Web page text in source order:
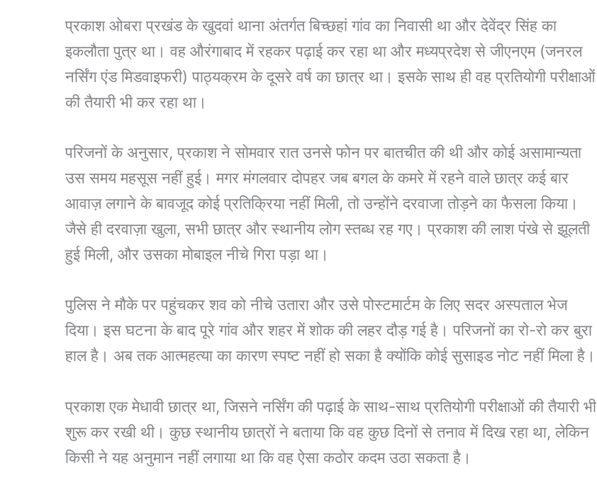
प्रकाश ओबरा प्रखंड के खुदवां थाना अंतर्गत बिच्छहां गांव का निवासी था और देवेंद्र सिंह का
इकलौता पुत्र था। वह औरंगाबाद में रहकर पढ़ाई कर रहा था और मध्यप्रदेश से जीएनएम (जनरल
नर्सिंग एंड मिडवाइफरी) पाठ्यक्रम के दूसरे वर्ष का छात्र था। इसके साथ ही वह प्रतियोगी परीक्षाओं
की तैयारी भी कर रहा था।
परिजनों के अनुसार, प्रकाश ने सोमवार रात उनसे फोन पर बातचीत की थी और कोई असामान्यता
उस समय महसूस नहीं हुई। मगर मंगलवार दोपहर जब बगल के कमरे में रहने वाले छात्र कई बार
आवाज़ लगाने के बावजूद कोई प्रतिक्रिया नहीं मिली, तो उन्होंने दरवाजा तोड़ने का फैसला किया।
जैसे ही दरवाज़ा खुला, सभी छात्र और स्थानीय लोग स्तब्ध रह गए। प्रकाश की लाश पंखे से झूलती
हुई मिली, और उसका मोबाइल नीचे गिरा पड़ा था।
पुलिस ने मौके पर पहुंचकर शव को नीचे उतारा और उसे पोस्टमार्टम के लिए सदर अस्पताल भेज
दिया। इस घटना के बाद पूरे गांव और शहर में शोक की लहर दौड़ गई है। परिजनों का रो-रो कर बुरा
हाल है। अब तक आत्महत्या का कारण स्पष्ट नहीं हो सका है क्योंकि कोई सुसाइड नोट नहीं मिला है।
प्रकाश एक मेधावी छात्र था, जिसने नर्सिंग की पढ़ाई के साथ-साथ प्रतियोगी परीक्षाओं की तैयारी भी
शुरू कर रखी थी। कुछ स्थानीय छात्रों ने बताया कि वह कुछ दिनों से तनाव में दिख रहा था, लेकिन
किसी ने यह अनुमान नहीं लगाया था कि वह ऐसा कठोर कदम उठा सकता है।